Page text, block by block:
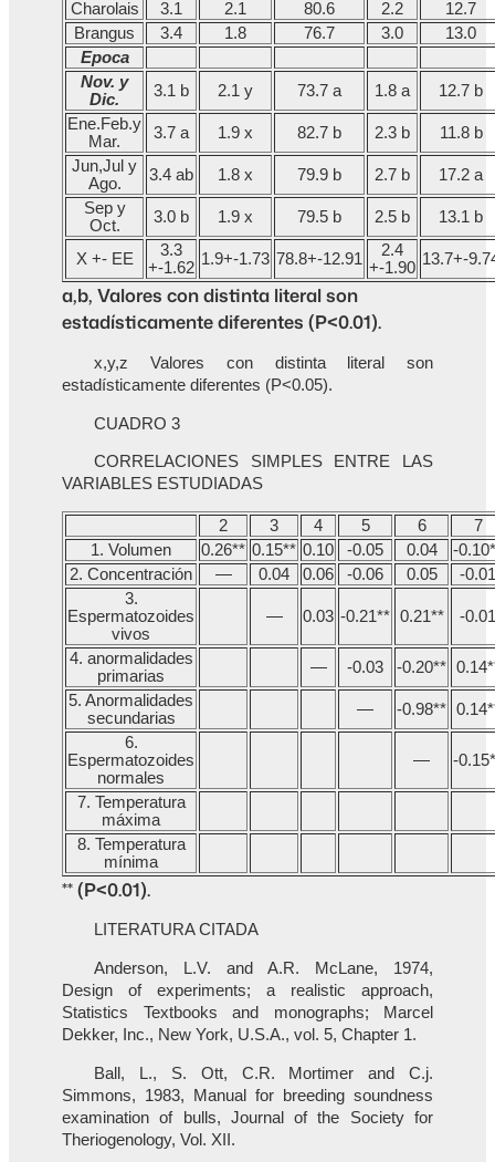
Charolais
3.1 2.1 80.6 2.2
12.7
Brangus
3.4 1.8 76.7 3.0
13.0
Epoca
Nov. y
Dic.
3.1 b 2.1 y 73.7 a 1.8 a
12.7 b
Ene.Feb.y
Mar.
3.7 a 1.9 x 82.7 b 2.3 b
11.8 b
Jun,Jul y
Ago.
3.4 ab 1.8 x 79.9 b 2.7 b
17.2 a
Sep y
Oct.
3.0 b 1.9 x 79.5 b 2.5 b 13.1 b
X +- EE
3.3
+-1.62 1.9+-1.73 78.8+-12.91
2.4
+-1.90 13.7+-
a,b, Valores con distinta literal son
estadísticamente diferentes (P<0.01).
x,y,z Valores con distinta literal son
estadísticamente diferentes (P<0.05).
CUADRO 3
CORRELACIONES SIMPLES ENTRE LAS
VARIABLES ESTUDIADAS
2 3 4 5 6
7
1. Volumen
0.26** 0.15** 0.10 -0.05 0.04
-
2. Concentración
— 0.04 0.06 -0.06 0.05
-0.01
3.
Espermatozoides
vivos
— 0.03 -0.21** 0.21** -0.01
4. anormalidades
primarias
— -0.03 -0.20**
5. Anormalidades
secundarias
— -0.98**
6.
Espermatozoides
normales
— -
7. Temperatura
máxima
8. Temperatura
mínima
** (P<0.01).
LITERATURA CITADA
Anderson, L.V. and A.R. McLane, 1974,
Design of experiments; a realistic approach,
Statistics Textbooks and monographs; Marcel
Dekker, Inc., New York, U.S.A., vol. 5, Chapter 1.
Ball, L., S. Ott, C.R. Mortimer and C.j.
Simmons, 1983, Manual for breeding soundness
examination of bulls, Journal of the Society for
Theriogenology, Vol. XII.